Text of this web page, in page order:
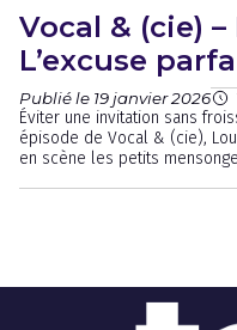
Vocal & (cie) –
L’excuse
Publié le 19 janvier 2026
Éviter une invitation sans
épisode de Vocal & (cie),
en scène les petits